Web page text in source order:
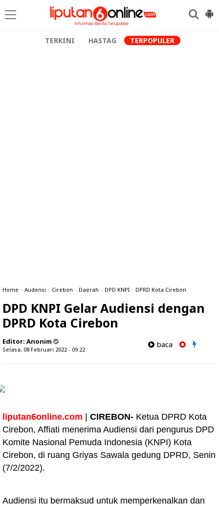
TERKINI HASTAG TERPOPULER
Home » Audensi » Cirebon » Daerah » DPD KNPI » DPRD Kota Cirebon
DPD KNPI Gelar Audiensi dengan
DPRD Kota Cirebon
Editor: Anonim
Selasa, 08 Februari 2022 - 09.22
baca
liputan6online.com CIREBON- Ketua DPRD Kota
Cirebon, Affiati menerima Audiensi dari pengurus DPD
Komite Nasional Pemuda Indonesia (KNPI) Kota
Cirebon, di ruang Griyas Sawala gedung DPRD, Senin
(7/2/2022).
Audiensi itu bermaksud untuk memperkenalkan dan